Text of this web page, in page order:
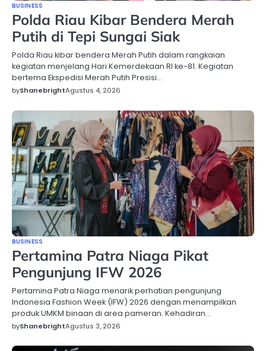
BUSINESS
Polda Riau Kibar Bendera Merah
Putih di Tepi Sungai Siak
Polda Riau kibar bendera Merah Putih dalam rangkaian
kegiatan menjelang Hari Kemerdekaan RI ke-81. Kegiatan
bertema Ekspedisi Merah Putih Presisi…
byShanebrightAgustus 4, 2026
BUSINESS
Pertamina Patra Niaga Pikat
Pengunjung IFW 2026
Pertamina Patra Niaga menarik perhatian pengunjung
Indonesia Fashion Week (IFW) 2026 dengan menampilkan
produk UMKM binaan di area pameran. Kehadiran…
byShanebrightAgustus 3, 2026